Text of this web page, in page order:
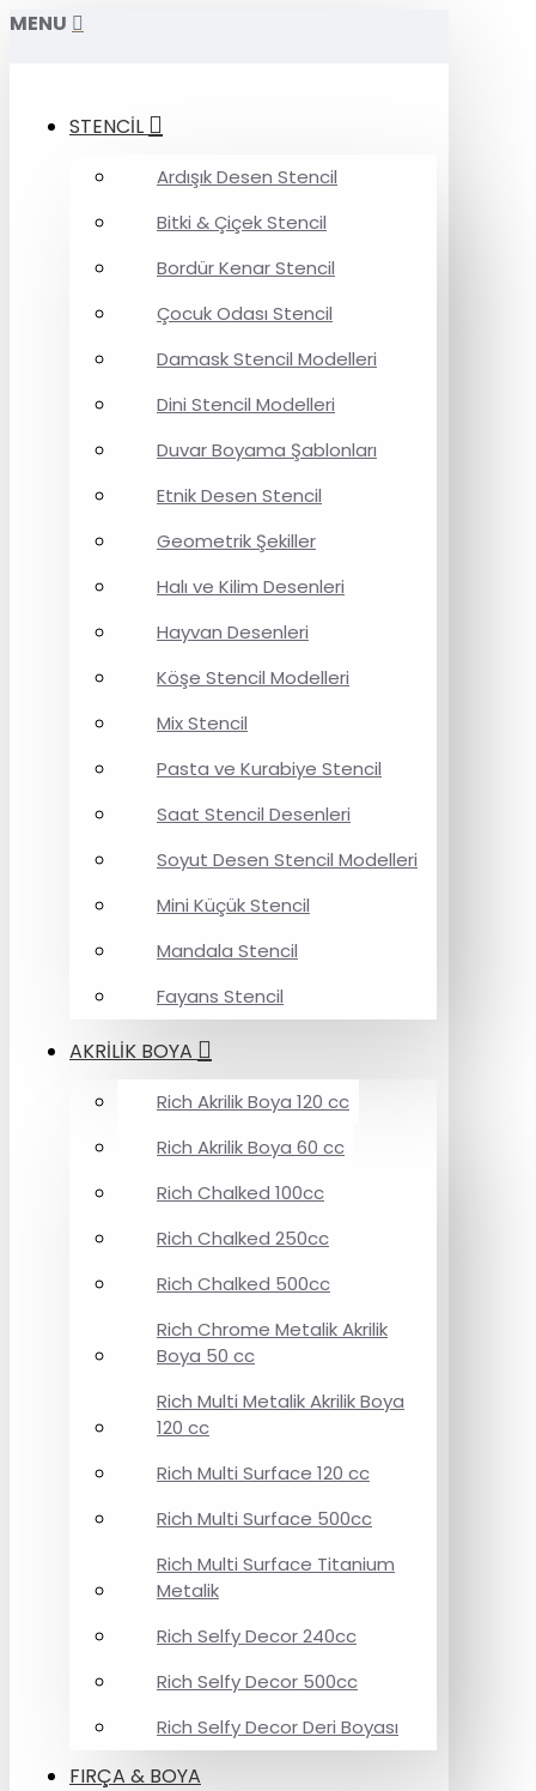
MENU
STENCİL
Ardışık Desen Stencil
Bitki & Çiçek Stencil
Bordür Kenar Stencil
Çocuk Odası Stencil
Damask Stencil Modelleri
Dini Stencil Modelleri
Duvar Boyama Şablonları
Etnik Desen Stencil
Geometrik Şekiller
Halı ve Kilim Desenleri
Hayvan Desenleri
Köşe Stencil Modelleri
Mix Stencil
Pasta ve Kurabiye Stencil
Saat Stencil Desenleri
Soyut Desen Stencil Modelleri
Mini Küçük Stencil
Mandala Stencil
Fayans Stencil
AKRİLİK BOYA
Rich Akrilik Boya 120 cc
Rich Akrilik Boya 60 cc
Rich Chalked 100cc
Rich Chalked 250cc
Rich Chalked 500cc
Rich Chrome Metalik Akrilik
Boya 50 cc
Rich Multi Metalik Akrilik Boya
120 cc
Rich Multi Surface 120 cc
Rich Multi Surface 500cc
Rich Multi Surface Titanium
Metalik
Rich Selfy Decor 240cc
Rich Selfy Decor 500cc
Rich Selfy Decor Deri Boyası
FIRÇA & BOYA